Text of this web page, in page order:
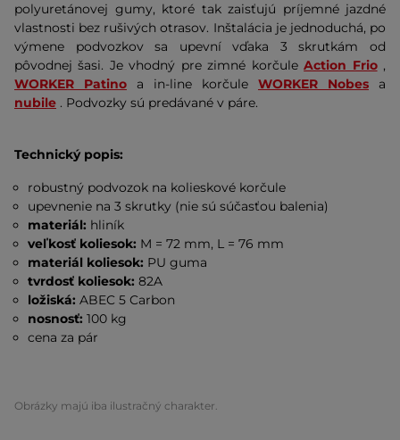
polyuretánovej gumy, ktoré tak zaisťujú príjemné jazdné
vlastnosti bez rušivých otrasov. Inštalácia je jednoduchá, po
výmene podvozkov sa upevní vďaka 3 skrutkám od
pôvodnej šasi. Je vhodný pre zimné korčuleAction Frio,
WORKER Patino a in-line korčule WORKER Nobes a
nubile . Podvozky sú predávané v páre.
Technický popis:
robustný podvozok na kolieskové korčule
upevnenie na 3 skrutky (nie sú súčasťou balenia)
materiál: hliník
veľkosť koliesok: M = 72 mm, L = 76 mm
materiál koliesok: PU guma
tvrdosť koliesok: 82A
ložiská: ABEC 5 Carbon
nosnosť: 100 kg
cena za pár
Obrázky majú iba ilustračný charakter.